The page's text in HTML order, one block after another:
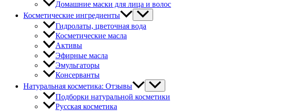
Домашние маски для лица и волос
Косметические ингредиенты
Гидролаты, цветочная вода
Косметические масла
Активы
Эфирные масла
Эмульгаторы
Консерванты
Натуральная косметика: Отзывы
Подборки натуральной косметики
Русская косметика